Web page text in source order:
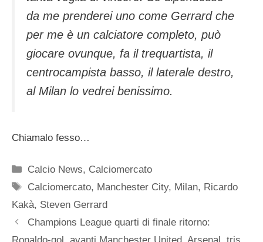
da me prenderei uno come Gerrard che
per me è un calciatore completo, può
giocare ovunque, fa il trequartista, il
centrocampista basso, il laterale destro,
al Milan lo vedrei benissimo.
Chiamalo fesso…
Categorie
Calcio News, Calciomercato
Tag
Calciomercato, Manchester City, Milan, Ricardo
Kakà, Steven Gerrard
Champions League quarti di finale ritorno:
Ronaldo-gol, avanti Manchester United. Arsenal, tris